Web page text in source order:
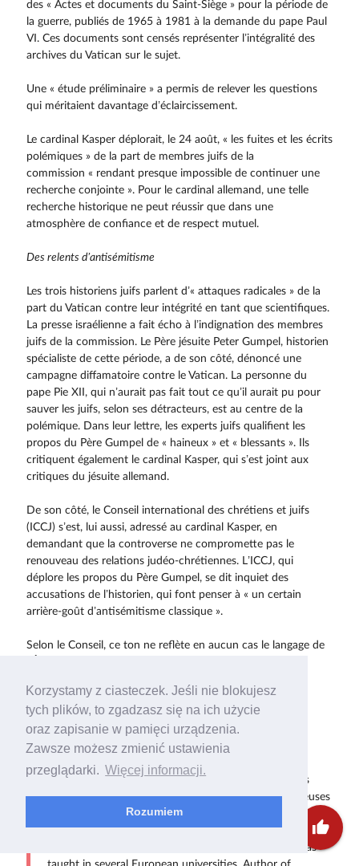
Korzystamy z ciasteczek. Jeśli nie blokujesz
tych plików, to zgadzasz się na ich użycie
oraz zapisanie w pamięci urządzenia.
Zawsze możesz zmienić ustawienia
przeglądarki. Więcej informacji.
Rozumiem
des « Actes et documents du Saint-Siège » pour la période de
la guerre, publiés de 1965 à 1981 à la demande du pape Paul
VI. Ces documents sont censés représenter l’intégralité des
archives du Vatican sur le sujet.
Une « étude préli­minaire » a permis de relever les questions
qui méritaient davantage d’éclaircissement.
Le cardinal Kasper déplorait, le 24 août, « les fuites et les écrits
polémiques » de la part de membres juifs de la
commission « rendant presque impossible de continuer une
recherche conjointe ». Pour le car­dinal allemand, une telle
recherche historique ne peut réussir que dans une
atmosphère de confiance et de respect mutuel.
Des relents d’antisémitisme
Les trois historiens juifs parlent d’« attaques radicales » de la
part du Vatican contre leur intégrité en tant que scientifiques.
La presse israélienne a fait écho à l’indignation des membres
juifs de la commission. Le Père jésuite Peter Gumpel, historien
spécialiste de cette période, a de son côté, dénoncé une
campagne diffamatoire contre le Vatican. La personne du
pape Pie XII, qui n’aurait pas fait tout ce qu’il aurait pu pour
sauver les juifs, selon ses détracteurs, est au centre de la
polémique. Dans leur lettre, les experts juifs qualifient les
propos du Père Gumpel de « haineux » et « blessants ». Ils
critiquent également le cardinal Kasper, qui s’est joint aux
critiques du jésuite allemand.
De son côté, le Conseil international des chrétiens et juifs
(ICCJ) s’est, lui aussi, adressé au cardinal Kasper, en
demandant que la controverse ne compromette pas le
renouveau des relations judéo-chrétiennes. L’ICCJ, qui
déplore les propos du Père Gumpel, se dit inquiet des
accusations de l’historien, qui font penser à « un certain
arrière-goût d’antisémitisme classique ».
Selon le Conseil, ce ton ne reflète en aucun cas le langage de
(CIP-CNS-KNA-APIC)
© Menahem Macina
M. R. MacinaThe Hebrew University of Jerusalem
Retraité. Licencié en Histoire de la Pensée Juive
(Université Hébraïque de Jérusalem). A enseigné dans
plusieurs universités européennes. Auteur de nombreuses
études sur les doctrines eschatologiques juives et
chrétiennes traditionnelles. Retired. Degree in History of
Jewish Thought (Hebrew University of Jerusalem). Has
thumb_up